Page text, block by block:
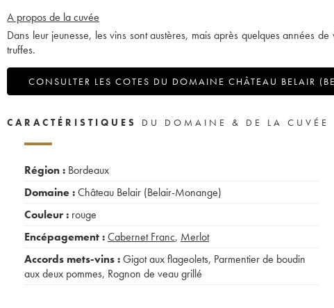
A propos de la cuvée
Dans leur jeunesse, les vins sont austères, mais après quelques années
truffes.
CONSULTER LES COTES DU DOMAINE CHÂTEAU BELAIR
CARACTÉRISTIQUES DU DOMAINE & DE LA CUVÉE
Région : Bordeaux
Domaine :Château Belair (Belair-Monange)
Couleur : rouge
Encépagement :Cabernet Franc, Merlot
Accords mets-vins :Gigot aux flageolets, Parmentier de boudin
aux deux pommes, Rognon de veau grillé